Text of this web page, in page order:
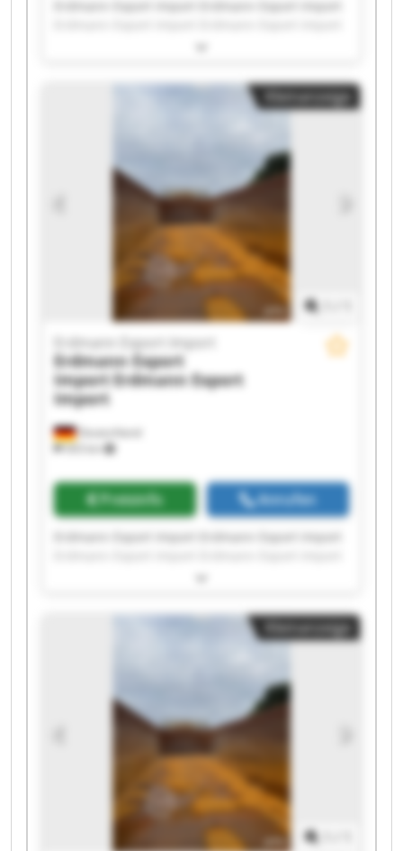
Erdmann Export Import Erdmann Export Import
Erdmann Export Import Erdmann Export Import
Erdmann Export Import Erdmann Export Import
Erdmann Export Import Erdmann Export Import
Erdmann Export Import Erdmann Export Import
Erdmann Export Import Erdmann Export Import
Erdmann Export Import Erdmann Export Import
Kleinanzeige
Deutschland
503 km
Erdmann Export Import
Erdmann Export
ImportErdmann Export
Import
Preisinfo Anrufen
Erdmann Export Import Erdmann Export Import
Erdmann Export Import Erdmann Export Import
Erdmann Export Import Erdmann Export Import
Erdmann Export Import Erdmann Export Import
Erdmann Export Import Erdmann Export Import
Erdmann Export Import Erdmann Export Import
Erdmann Export Import Erdmann Export Import
Kleinanzeige